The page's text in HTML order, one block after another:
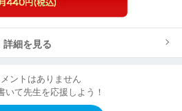
詳細を見る
ントはありません
いて先生を応援しよう！